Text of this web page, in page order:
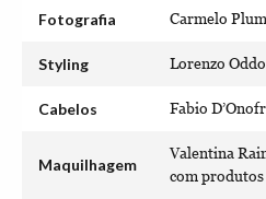
Fotografia Carmelo
Styling Lorenzo Oddo
Cabelos Fabio
Maquilhagem
Valentina
com produtos